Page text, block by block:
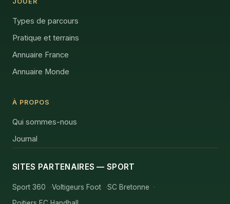
Types de parcours
Pratique et terrains
Annuaire France
Annuaire Monde
À PROPOS
Qui sommes-nous
Journal
SITES PARTENAIRES — SPORT
Sport 360 Voltigeurs Foot
SC Bretonne